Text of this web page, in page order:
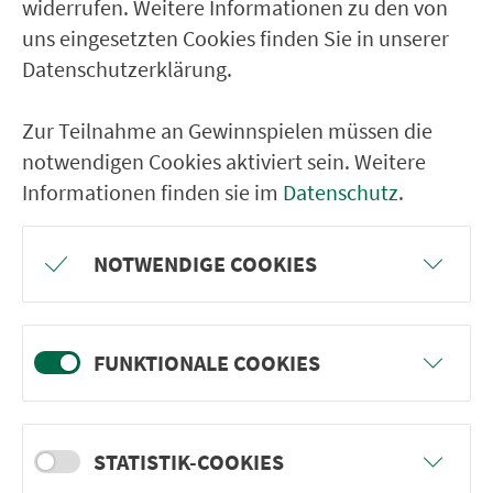
RÜCKFAHRT
Höchst.(A) Schwedensch.
Höchstadt (A) St.-Georg-Str.
Höchstadt (A) Schillerplatz
Höchstadt (A) Realschule
Mailach
Voggendorf (b. Uehlfeld)
Uehlfeld Kirche
widerrufen. Weitere Informationen zu den von
uns eingesetzten Cookies finden Sie in unserer
Datenschutzerklärung.
Zur Teilnahme an Gewinnspielen müssen die
notwendigen Cookies aktiviert sein. Weitere
Informationen finden sie im Datenschutz.
NOTWENDIGE COOKIES
FUNKTIONALE COOKIES
STATISTIK-COOKIES